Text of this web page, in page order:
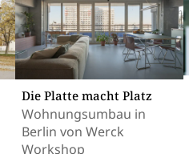
Die Platte macht Platz
Wohnungsumbau in
Berlin von Werck
Workshop